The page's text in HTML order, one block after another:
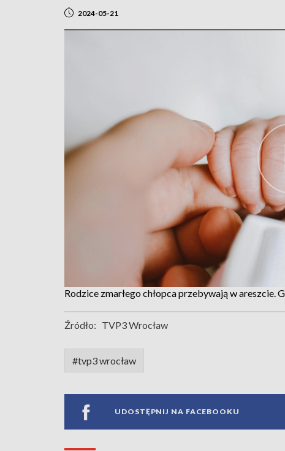
2024-05-21
Rodzice zmarłego chłopca przebywają w
Źródło: TVP3 Wrocław
#tvp3 wrocław
UDOSTĘPNIJ NA FACEBOOKU